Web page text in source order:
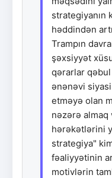
strategiyanın
həddindən
Trampın
şəxsiyyət
qərarlar
ənənəvi
etməyə olan
nəzərə almaq
hərəkətlərini
strategiya"
fəaliyyətinin
motivlərin